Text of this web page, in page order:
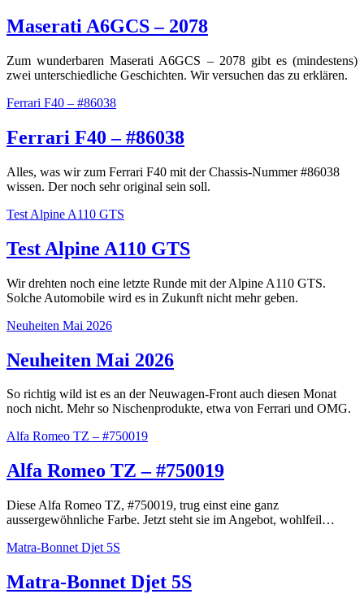
Maserati A6GCS – 2078
Zum wunderbaren Maserati A6GCS – 2078 gibt es (mindestens)
zwei unterschiedliche Geschichten. Wir versuchen das zu erklären.
Ferrari F40 – #86038
Ferrari F40 – #86038
Alles, was wir zum Ferrari F40 mit der Chassis-Nummer #86038
wissen. Der noch sehr original sein soll.
Test Alpine A110 GTS
Test Alpine A110 GTS
Wir drehten noch eine letzte Runde mit der Alpine A110 GTS.
Solche Automobile wird es in Zukunft nicht mehr geben.
Neuheiten Mai 2026
Neuheiten Mai 2026
So richtig wild ist es an der Neuwagen-Front auch diesen Monat
noch nicht. Mehr so Nischenprodukte, etwa von Ferrari und OMG.
Alfa Romeo TZ – #750019
Alfa Romeo TZ – #750019
Diese Alfa Romeo TZ, #750019, trug einst eine ganz
aussergewöhnliche Farbe. Jetzt steht sie im Angebot, wohlfeil…
Matra-Bonnet Djet 5S
Matra-Bonnet Djet 5S